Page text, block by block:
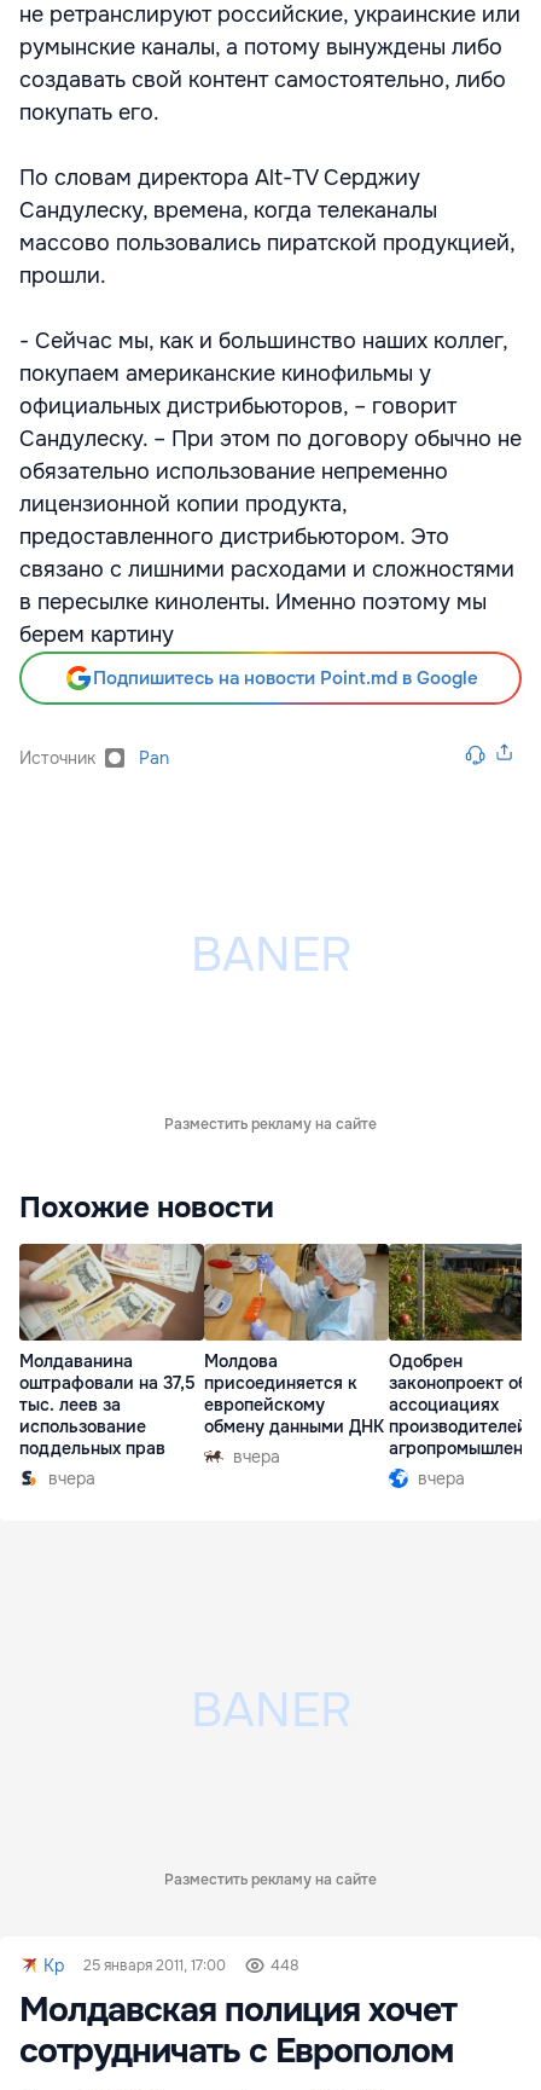
не ретранслируют российские, украинские или
румынские каналы, а потому вынуждены либо
создавать свой контент самостоятельно, либо
покупать его.
По словам директора Alt-TV Серджиу
Сандулеску, времена, когда телеканалы
массово пользовались пиратской продукцией,
прошли.
- Сейчас мы, как и большинство наших коллег,
покупаем американские кинофильмы у
официальных дистрибьюторов, – говорит
Сандулеску. – При этом по договору обычно не
обязательно использование непременно
лицензионной копии продукта,
предоставленного дистрибьютором. Это
связано с лишними расходами и сложностями
в пересылке киноленты. Именно поэтому мы
берем картину
Подпишитесь на новости Point.md в Google
Источник Pan
Разместить рекламу на сайте
Похожие новости
Молдаванина
оштрафовали на 37,5
тыс. леев за
использование
поддельных прав
вчера
Молдова
присоединяется к
европейскому
обмену данными ДНК
вчера
Одобрен
законопроект об
ассоциациях
производителей в
комплексе
вчера
Разместить рекламу на сайте
Kp 25 января 2011, 17:00 448
Молдавская полиция хочет
сотрудничать с Европолом